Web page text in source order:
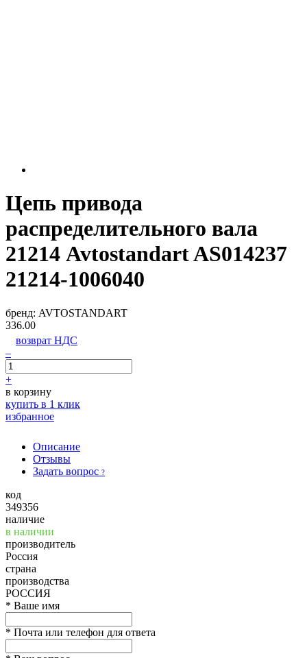
Цепь привода
распределительного вала
21214 Avtostandart AS014237
21214-1006040
бренд: AVTOSTANDART
336.00
возврат НДС
–
+
в корзину
купить в 1 клик
избранное
Описание
Отзывы
Задать вопрос ?
код
349356
наличие
в наличии
производитель
Россия
страна
производства
РОССИЯ
* Ваше имя
* Почта или телефон для ответа